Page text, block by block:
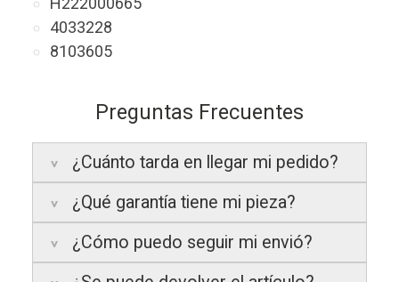
4033228
8103605
Preguntas Frecuentes
¿Cuánto tarda en llegar mi pedido?
Península:Entregamos en un plazo
estimado de24 a 48 horas laborables, si
realizas tu pedido antes de las 17:00 h
¿Qué garantía tiene mi pieza?
La garantía varía según el tipo de producto:
¿Cómo puedo seguir mi envió?